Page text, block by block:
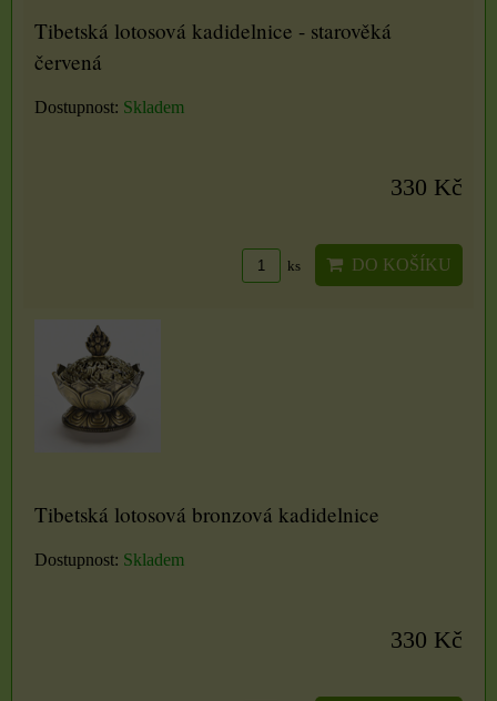
Tibetská lotosová kadidelnice - starověká
červená
Dostupnost: Skladem
330 Kč
ks DO KOŠÍKU
Tibetská lotosová bronzová kadidelnice
Dostupnost: Skladem
330 Kč